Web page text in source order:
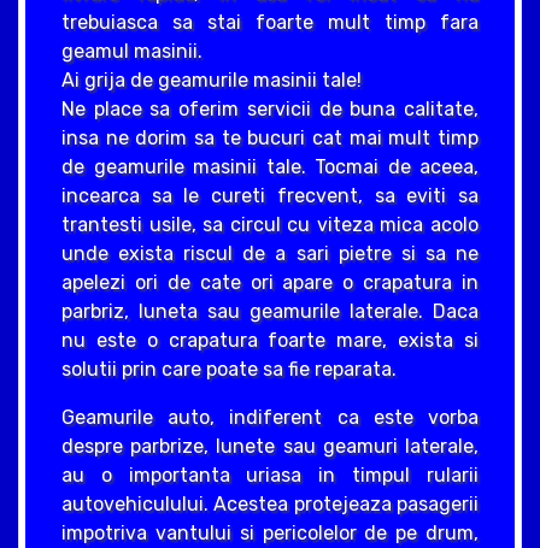
trebuiasca sa stai foarte mult timp fara
geamul masinii.
Ai grija de geamurile masinii tale!
Ne place sa oferim servicii de buna calitate,
insa ne dorim sa te bucuri cat mai mult timp
de geamurile masinii tale. Tocmai de aceea,
incearca sa le cureti frecvent, sa eviti sa
trantesti usile, sa circul cu viteza mica acolo
unde exista riscul de a sari pietre si sa ne
apelezi ori de cate ori apare o crapatura in
parbriz, luneta sau geamurile laterale. Daca
nu este o crapatura foarte mare, exista si
solutii prin care poate sa fie reparata.
Geamurile auto, indiferent ca este vorba
despre parbrize, lunete sau geamuri laterale,
au o importanta uriasa in timpul rularii
autovehiculului. Acestea protejeaza pasagerii
impotriva vantului si pericolelor de pe drum,